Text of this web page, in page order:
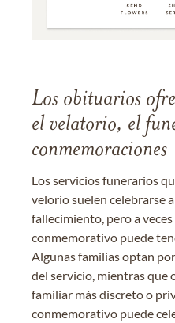
Los obituarios
el velatorio, el
conmemoraciones
Los servicios funerarios
velorio suelen celebrarse
fallecimiento, pero a
conmemorativo puede
Algunas familias optan
del servicio, mientras que
familiar más discreto o
conmemorativo puede